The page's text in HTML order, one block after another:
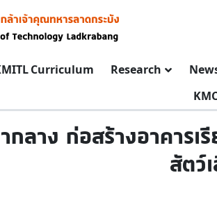
Curriculum Research
กลาง ก่อสร้างอาคาร
สัตว์